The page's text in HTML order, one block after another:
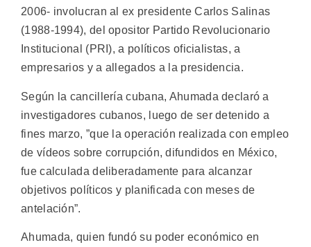
2006- involucran al ex presidente Carlos Salinas
(1988-1994), del opositor Partido Revolucionario
Institucional (PRI), a políticos oficialistas, a
empresarios y a allegados a la presidencia.
Según la cancillería cubana, Ahumada declaró a
investigadores cubanos, luego de ser detenido a
fines marzo, ”que la operación realizada con empleo
de vídeos sobre corrupción, difundidos en México,
fue calculada deliberadamente para alcanzar
objetivos políticos y planificada con meses de
antelación”.
Ahumada, quien fundó su poder económico en